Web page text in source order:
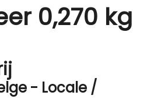
0,270 kg
- Locale /